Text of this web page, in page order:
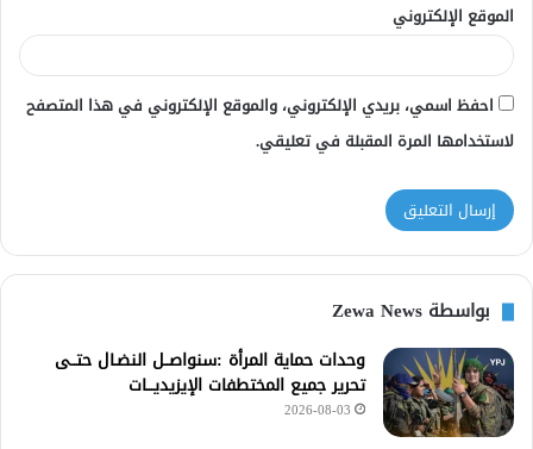
الموقع الإلكتروني
احفظ اسمي، بريدي الإلكتروني، والموقع الإلكتروني في هذا المتصفح
لاستخدامها المرة المقبلة في تعليقي.
بواسطة Zewa News
وحدات حماية المرأة :سنواصــل النضـال حتــى
تحرير جميع المختطفات الإيزيديـــات
2026-08-03